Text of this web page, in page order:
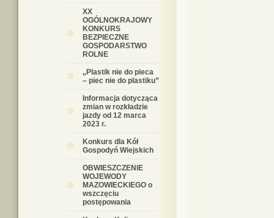
XX
OGÓLNOKRAJOWY
KONKURS
BEZPIECZNE
GOSPODARSTWO
ROLNE
„Plastik nie do pieca
– piec nie do plastiku”
Informacja dotycząca
zmian w rozkładzie
jazdy od 12 marca
2023 r.
Konkurs dla Kół
Gospodyń Wiejskich
OBWIESZCZENIE
WOJEWODY
MAZOWIECKIEGO o
wszczęciu
postępowania